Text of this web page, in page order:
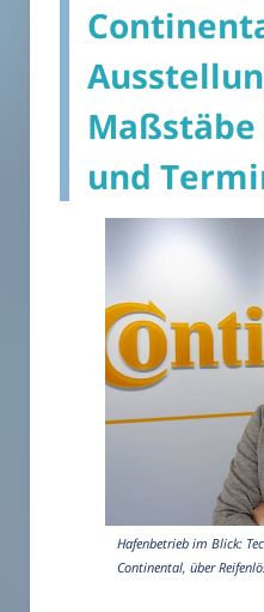
und
Hafenbetrieb im Blick:
Continental, über